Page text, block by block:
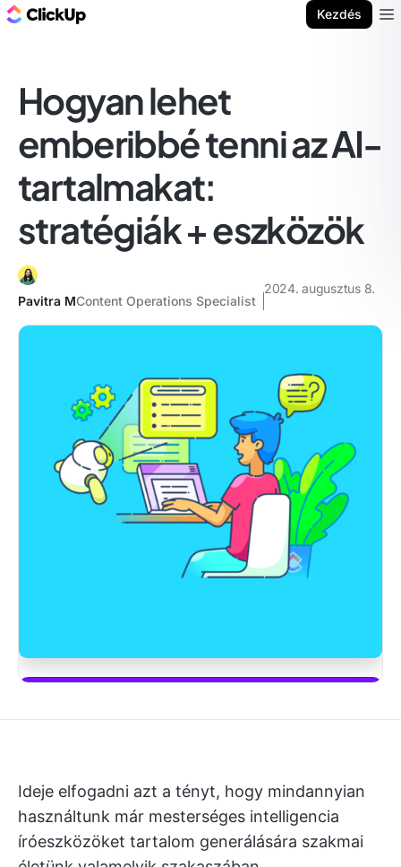
Kezdés
Hogyan lehet
emberibbé tenni az AI-
tartalmakat:
stratégiák + eszközök
Pavitra MContent Operations Specialist
2024. augusztus 8.
Ideje elfogadni azt a tényt, hogy mindannyian
használtunk már mesterséges intelligencia
íróeszközöket tartalom generálására szakmai